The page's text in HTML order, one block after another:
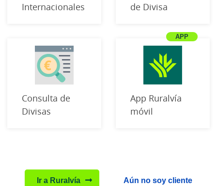
Internacionales de Divisa
Consulta de
Divisas
App Ruralvía
móvil
Ir a Ruralvía Aún no soy cliente